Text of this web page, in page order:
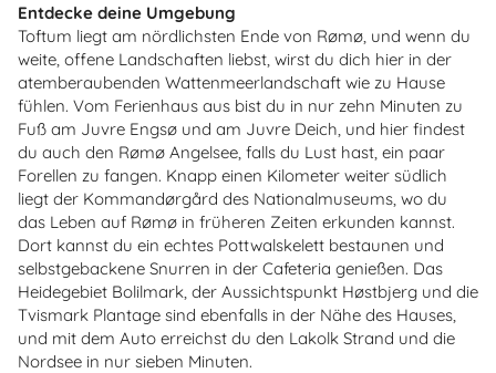
Entdecke deine Umgebung
Toftum liegt am nördlichsten Ende von Rømø, und wenn du
weite, offene Landschaften liebst, wirst du dich hier in der
atemberaubenden Wattenmeerlandschaft wie zu Hause
fühlen. Vom Ferienhaus aus bist du in nur zehn Minuten zu
Fuß am Juvre Engsø und am Juvre Deich, und hier findest
du auch den Rømø Angelsee, falls du Lust hast, ein paar
Forellen zu fangen. Knapp einen Kilometer weiter südlich
liegt der Kommandørgård des Nationalmuseums, wo du
das Leben auf Rømø in früheren Zeiten erkunden kannst.
Dort kannst du ein echtes Pottwalskelett bestaunen und
selbstgebackene Snurren in der Cafeteria genießen. Das
Heidegebiet Bolilmark, der Aussichtspunkt Høstbjerg und die
Tvismark Plantage sind ebenfalls in der Nähe des Hauses,
und mit dem Auto erreichst du den Lakolk Strand und die
Nordsee in nur sieben Minuten.